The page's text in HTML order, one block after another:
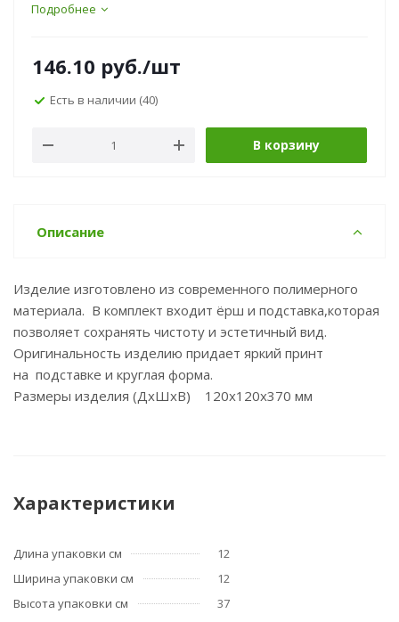
Подробнее
146.10 руб./шт
Есть в наличии (40)
В корзину
Описание
Изделие изготовлено из современного полимерного
материала. В комплект входит ёрш и подставка,которая
позволяет сохранять чистоту и эстетичный вид.
Оригинальность изделию придает яркий принт
на подставке и круглая форма.
Размеры изделия (ДхШхВ) 120х120х370 мм
Характеристики
Длина упаковки см
12
Ширина упаковки см
12
Высота упаковки см
37